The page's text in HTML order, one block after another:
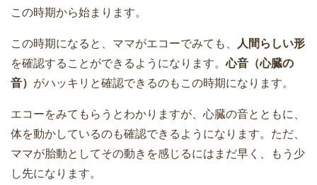
この時期から始まります。
この時期になると、ママがエコーでみても、
人間らしい形
を確認することができるようになります。心音（心臓の
音） がハッキリと確認できるのもこの時期になります。
エコーをみてもらうとわかりますが、心臓の音とともに、
体を動かしているのも確認できるようになります。ただ、
ママが胎動としてその動きを感じるにはまだ早く、もう少
し先になります。